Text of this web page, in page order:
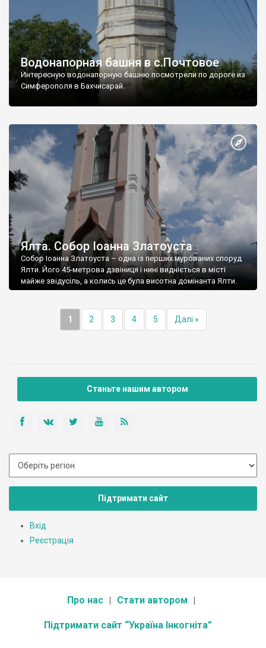
Водонапорная башня в с.Почтовое
Интересную водонапорную башню посмотрели по дороге из
Симферополя в Бахчисарай.
Ялта. Собор Іоанна Златоуста
Собор Іоанна Златоуста – одна із перших мурованих споруд
Ялти. Його 45-метрова дзвіниця і нині видніється в місті
майже звідусіль, а колись це була висотна домінанта Ялти.
1 2 3 4 5 Далі »
Станьте нашим автором
Підтримати сайт
Вхід
Реєстрація
Про нас Стати автором
Підтримати сайт “Україна Інкогніта”